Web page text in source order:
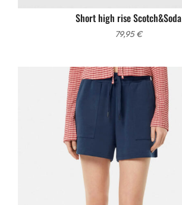
Short high rise Scotch&Soda
79,95€